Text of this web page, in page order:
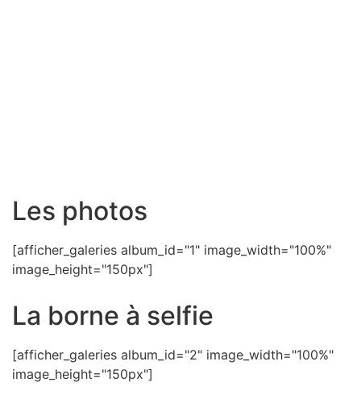
Les photos
[afficher_galeries album_id="1" image_width="100%"
image_height="150px"]
La borne à selfie
[afficher_galeries album_id="2" image_width="100%"
image_height="150px"]